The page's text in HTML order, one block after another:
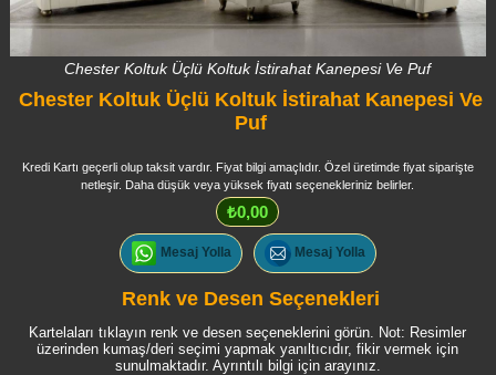
Chester Koltuk Üçlü Koltuk İstirahat Kanepesi Ve Puf
Chester Koltuk Üçlü Koltuk İstirahat Kanepesi Ve
Puf
Kredi Kartı geçerli olup taksit vardır. Fiyat bilgi amaçlıdır. Özel üretimde fiyat siparişte
netleşir. Daha düşük veya yüksek fiyatı seçenekleriniz belirler.
₺0,00
Mesaj Yolla Mesaj Yolla
Renk ve Desen Seçenekleri
Kartelaları tıklayın renk ve desen seçeneklerini görün. Not: Resimler
üzerinden kumaş/deri seçimi yapmak yanıltıcıdır, fikir vermek için
sunulmaktadır. Ayrıntılı bilgi için arayınız.